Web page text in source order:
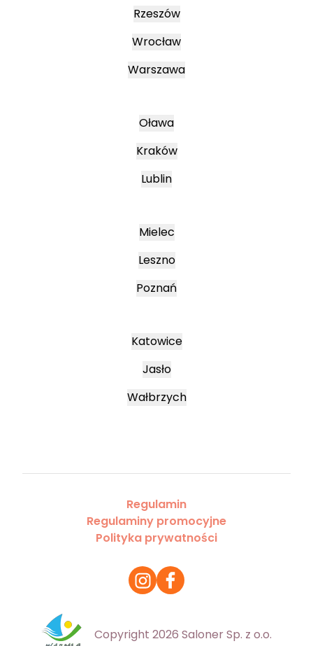
Rzeszów
Wrocław
Warszawa
Oława
Kraków
Lublin
Mielec
Leszno
Poznań
Katowice
Jasło
Wałbrzych
Regulamin
Regulaminy promocyjne
Polityka prywatności
Copyright 2026 Saloner Sp. z o.o.